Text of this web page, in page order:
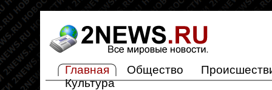
Главная Общество
Культура